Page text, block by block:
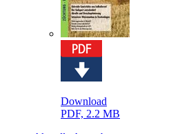
Download
PDF, 2.2 MB